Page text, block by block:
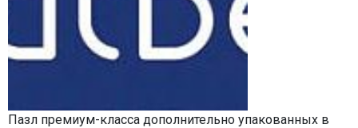
Пазл премиум-класса дополнительно упакованных в